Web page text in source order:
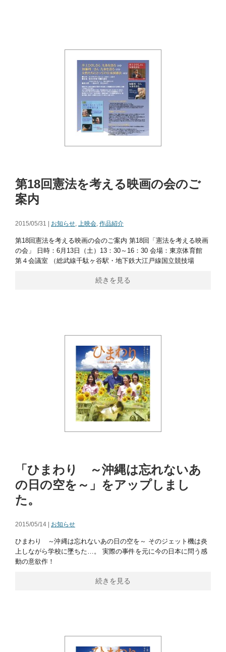
第18回憲法を考える映画の会のご
案内
2015/05/31 | お知らせ, 上映会, 作品紹介
第18回憲法を考える映画の会のご案内 第18回「憲法を考える映画
の会」 日時：6月13日（土）13：30～16：30 会場：東京体育館
第４会議室 （総武線千駄ヶ谷駅・地下鉄大江戸線国立競技場
続きを見る
「ひまわり ～沖縄は忘れないあ
の日の空を～」をアップしまし
た。
2015/05/14 | お知らせ
ひまわり ～沖縄は忘れないあの日の空を～ そのジェット機は炎
上しながら学校に墜ちた…。 実際の事件を元に今の日本に問う感
動の意欲作！
続きを見る